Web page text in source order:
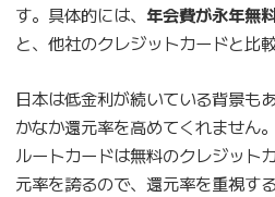
す。具体的には、 年会費が永年無
と、他社のクレジットカードと比
日本は低金利が続いている背景も
かなか還元率を高めてくれません
ルートカードは無料のクレジット
元率を誇るので、還元率を重視す